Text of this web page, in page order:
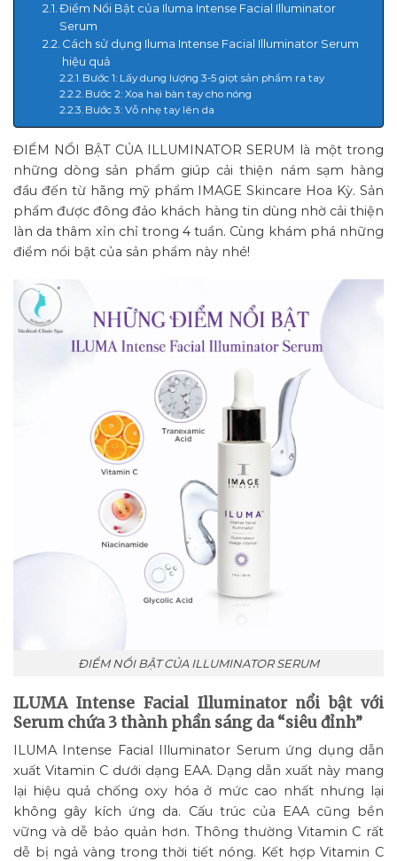
Điểm Nổi Bật của Iluma Intense Facial Illuminator
Serum
Cách sử dụng Iluma Intense Facial Illuminator Serum
hiệu quả
Bước 1: Lấy dung lượng 3-5 giọt sản phẩm ra tay
Bước 2: Xoa hai bàn tay cho nóng
Bước 3: Vỗ nhẹ tay lên da
ĐIỂM NỔI BẬT CỦA ILLUMINATOR SERUM là một trong
những dòng sản phẩm giúp cải thiện nám sạm hàng
đầu đến từ hãng mỹ phẩm IMAGE Skincare Hoa Kỳ. Sản
phẩm được đông đảo khách hàng tin dùng nhờ cải thiện
làn da thâm xỉn chỉ trong 4 tuần. Cùng khám phá những
điểm nổi bật của sản phẩm này nhé!
ĐIỂM NỔI BẬT CỦA ILLUMINATOR SERUM
ILUMA Intense Facial Illuminator nổi bật với
Serum chứa 3 thành phần sáng da “siêu đỉnh”
ILUMA Intense Facial Illuminator Serum ứng dụng dẫn
xuất Vitamin C dưới dạng EAA. Dạng dẫn xuất này mang
lại hiệu quả chống oxy hóa ở mức cao nhất nhưng lại
không gây kích ứng da. Cấu trúc của EAA cũng bền
vững và dễ bảo quản hơn. Thông thường Vitamin C rất
dễ bị ngả vàng trong thời tiết nóng. Kết hợp Vitamin C